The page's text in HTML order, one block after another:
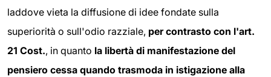
laddove vieta la diffusione di idee fondate sulla
superiorità o sull'odio razziale, per contrasto con l'art.
21 Cost., in quanto la libertà di manifestazione del
pensiero cessa quando trasmoda in istigazione alla